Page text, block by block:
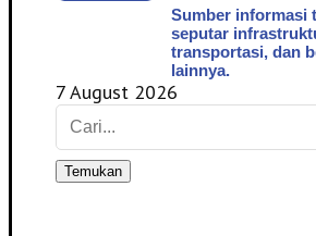
Sumber informasi
seputar
transportasi, dan
lainnya.
7 August 2026
Temukan